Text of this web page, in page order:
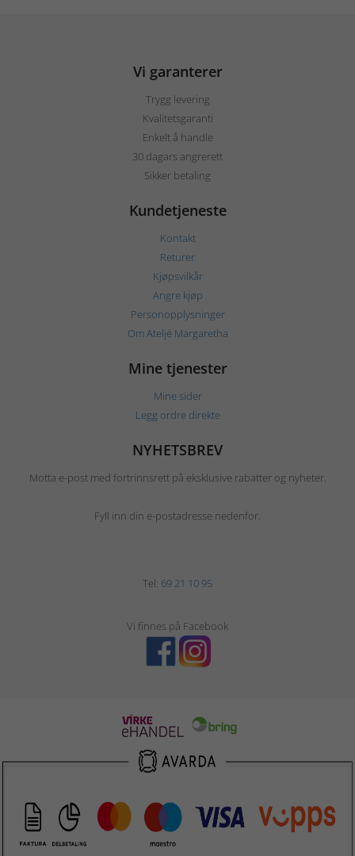
Vi garanterer
Trygg levering
Kvalitetsgaranti
Enkelt å handle
30 dagars angrerett
Sikker betaling
Kundetjeneste
Kontakt
Returer
Kjøpsvilkår
Angre kjøp
Personopplysninger
Om Ateljé Margaretha
Mine tjenester
Mine sider
Legg ordre direkte
NYHETSBREV
Motta e-post med fortrinnsrett på eksklusive rabatter og nyheter.
Fyll inn din e-postadresse nedenfor.
Tel: 69 21 10 95
Vi finnes på Facebook